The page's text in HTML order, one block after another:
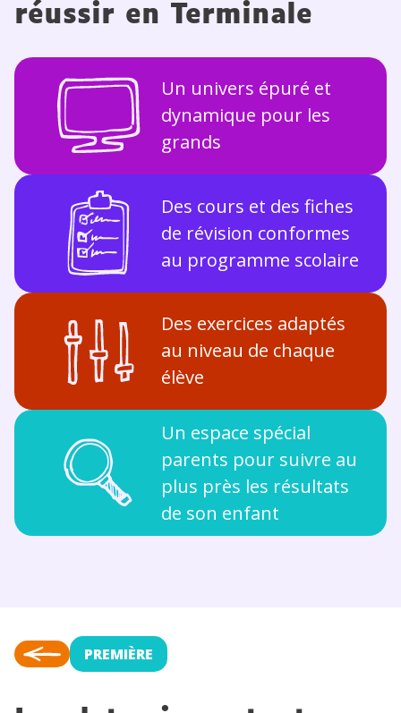
réussir en Terminale
Un univers épuré et
dynamique pour les
grands
Des cours et des fiches
de révision conformes
au programme scolaire
Des exercices adaptés
au niveau de chaque
élève
Un espace spécial
parents pour suivre au
plus près les résultats
de son enfant
PREMIÈRE